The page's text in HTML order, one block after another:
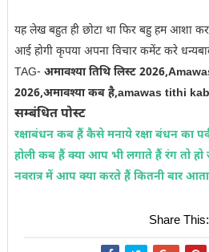
यह लेख बहुत ही छोटा था फिर बहु हम आशा
आई होगी कृपया अपना विचार कमेंट करे
TAG- अमावश्या तिथि लिस्ट
2026,अमावश्या कब है,amawas tithi
सम्बंधित पोस्ट
रक्षाबंधन कब हैं कैसे मनाये रक्षा बंधन का
होली कब हैं क्या आप भी लगाते हैं रंग तो हो
नवरात्र में आप क्या करते हैं कितनी बार आता
Share This: